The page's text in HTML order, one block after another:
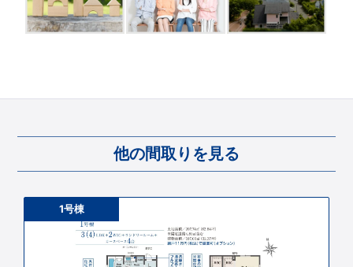
他の間取りを見る
1号棟